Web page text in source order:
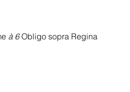
à 6Obligo sopra Regina